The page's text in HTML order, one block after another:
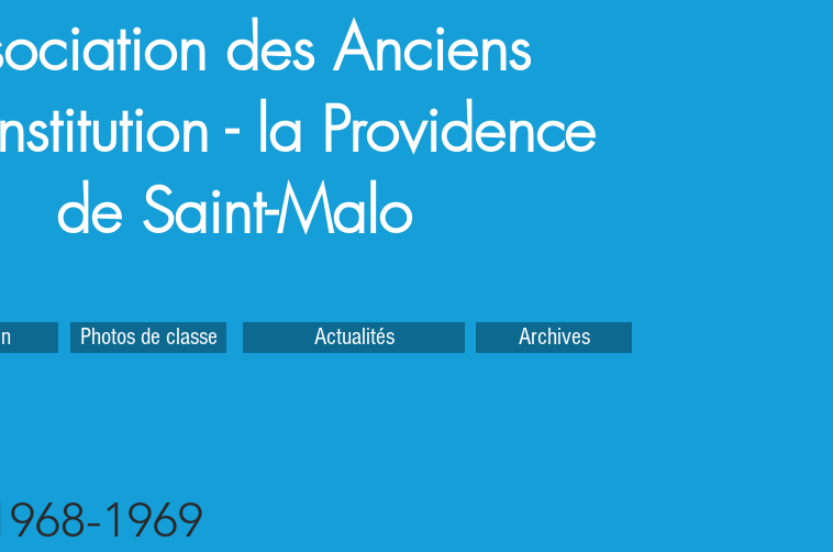
des Anciens
- la Providence
de Saint-Malo
Photos de classe Actualités Archives
1969